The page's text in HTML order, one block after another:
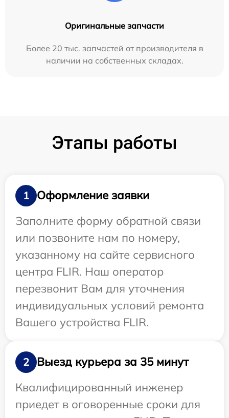
Оригинальные запчасти
Более 20 тыс. запчастей от производителя в
наличии на собственных складах.
Этапы работы
1
Оформление заявки
Заполните форму обратной связи
или позвоните нам по номеру,
указанному на сайте сервисного
центра FLIR. Наш оператор
перезвонит Вам для уточнения
индивидуальных условий ремонта
Вашего устройства FLIR.
2
Выезд курьера за 35 минут
Квалифицированный инженер
приедет в оговоренные сроки для